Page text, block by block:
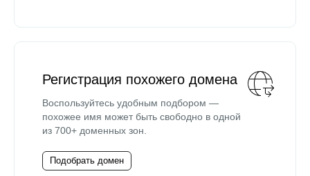
Регистрация похожего домена
Воспользуйтесь удобным подбором —
похожее имя может быть свободно в одной
из 700+ доменных зон.
Подобрать домен